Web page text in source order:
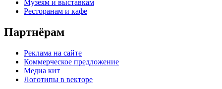
Музеям и выставкам
Ресторанам и кафе
Партнёрам
Реклама на сайте
Коммерческое предложение
Медиа кит
Логотипы в векторе